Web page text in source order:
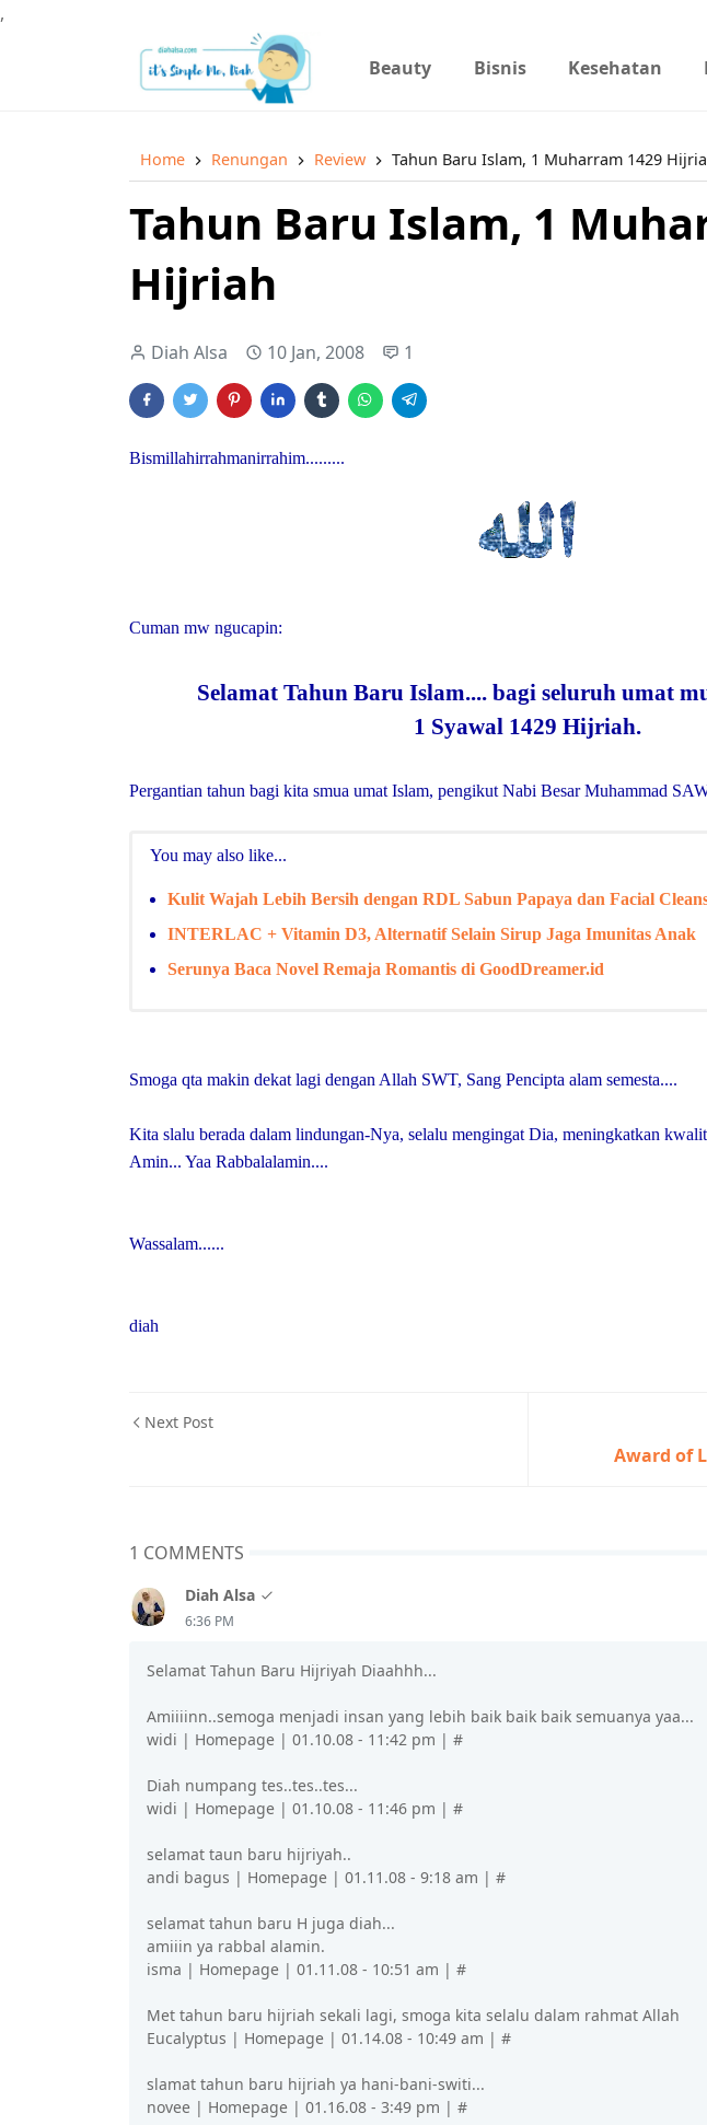
,
Beauty Bisnis Kesehatan
Home Renungan Review Tahun Baru Islam, 1 Muharram 1429
Tahun Baru Islam, 1
Hijriah
Diah Alsa 10 Jan, 2008 1
Bismillahirrahmanirrahim.........
Cuman mw ngucapin:
Selamat Tahun Baru Islam.... bagi seluruh umat
1 Syawal 1429 Hijriah.
Pergantian tahun bagi kita smua umat Islam, pengikut Nabi Besar Muhammad
You may also like...
Kulit Wajah Lebih Bersih dengan RDL Sabun Papaya dan Facial
INTERLAC + Vitamin D3, Alternatif Selain Sirup Jaga Imunitas Anak
Serunya Baca Novel Remaja Romantis di GoodDreamer.id
Smoga qta makin dekat lagi dengan Allah SWT, Sang Pencipta alam semesta....
Kita slalu berada dalam lindungan-Nya, selalu mengingat Dia, meningkatkan
Amin... Yaa Rabbalalamin....
Wassalam......
diah
Next Post
Award of
1 COMMENTS
Diah Alsa
6:36 PM
Selamat Tahun Baru Hijriyah Diaahhh...
Amiiiinn..semoga menjadi insan yang lebih baik baik baik semuanya yaa...
widi | Homepage | 01.10.08 - 11:42 pm | #
Diah numpang tes..tes..tes...
widi | Homepage | 01.10.08 - 11:46 pm | #
selamat taun baru hijriyah..
andi bagus | Homepage | 01.11.08 - 9:18 am | #
selamat tahun baru H juga diah...
amiiin ya rabbal alamin.
isma | Homepage | 01.11.08 - 10:51 am | #
Met tahun baru hijriah sekali lagi, smoga kita selalu dalam rahmat Allah
Eucalyptus | Homepage | 01.14.08 - 10:49 am | #
slamat tahun baru hijriah ya hani-bani-switi...
novee | Homepage | 01.16.08 - 3:49 pm | #